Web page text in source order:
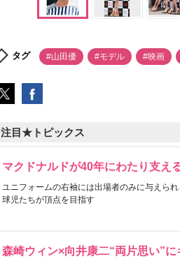
タグ #山田優 #モデル #映画
注目★トピックス
マクドナルドが40年にわたり支え
ユニフォームの右袖には出場者のみに与えら
球児たちが頂点を目指す
森崎ウィン×向井康二“両片思い”